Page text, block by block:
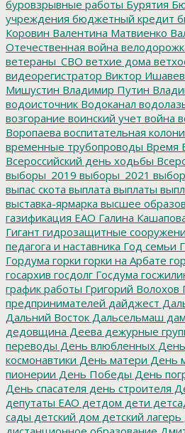
буровзрывные работы Бурятия
учреждения бюджетный кредит
Коровин Валентина Матвиенко
Отечественная война
ветераны_СВО ветхие дома
видеорегистратор Виктор Ишавев
Мишустин Владимир Путин
водоисточник Водоканал
возгорание воинский учет война
Воропаева воспитательная
временные трубопроводы Время
Всероссийский день ходьбы
выборы_2019 выборы_2021
выпас скота выплата выплаты
выставка-ярмарка высшее
газификация ЕАО Галина
Гигант гидрозащитные
педагога и наставника Год семьи
Гордума горки горки на Арбате
госархив госдолг Госдума
график работы Григорий Волохов
предпринимателей дайджест
Дальний Восток Дальсельмаш
дедовщина Деева дежурные
переводы День влюбленных
космонавтики День матери День
пионерии День Победы День
День спасателя день строителя
депутаты ЕАО детдом дети
сады детский дом детский лагерь